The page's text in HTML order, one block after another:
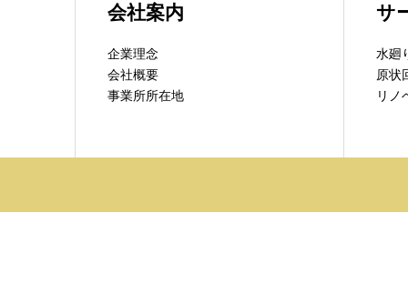
会社案内
企業理念
会社概要
事業所所在地
サ
水廻
原状
リノ